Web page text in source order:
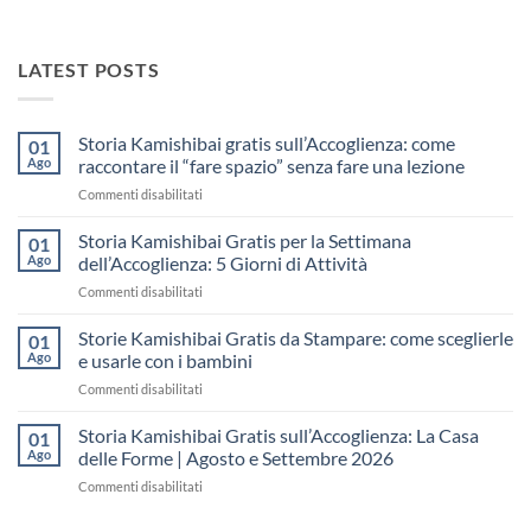
LATEST POSTS
01
Ago
Storia Kamishibai gratis sull’Accoglienza: come
raccontare il “fare spazio” senza fare una lezione
Commenti disabilitati
Kamishibai
gratis
sull’Accoglienza:
il
“fare
una
lezione
01
Ago
Storia Kamishibai Gratis per la Settimana
dell’Accoglienza: 5 Giorni di Attività
Commenti disabilitati
Kamishibai
Gratis
per
dell’Accoglienza:
Giorni
01
Ago
Storie Kamishibai Gratis da Stampare: come sceglierle
e usarle con i bambini
Commenti disabilitati
Kamishibai
Gratis
da
01
Ago
Storia Kamishibai Gratis sull’Accoglienza: La Casa
delle Forme | Agosto e Settembre 2026
Commenti disabilitati